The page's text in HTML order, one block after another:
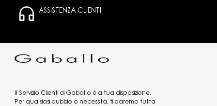
ASSISTENZA CLIENTI
Il Servizio Clienti di Gaballo è a tua disposizione.
Per qualsiasi dubbio o necessità, ti daremo tutta